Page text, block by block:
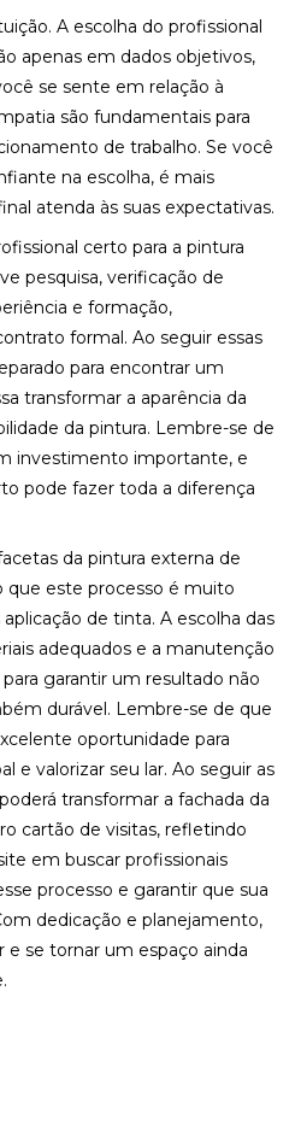
A escolha do profissional
apenas em dados objetivos,
se sente em relação à
são fundamentais para
de trabalho. Se você
na escolha, é mais
atenda às suas expectativas.
certo para a pintura
pesquisa, verificação de
e formação,
formal. Ao seguir essas
para encontrar um
transformar a aparência da
da pintura. Lembre-se de
investimento importante, e
pode fazer toda a diferença
da pintura externa de
que este processo é muito
de tinta. A escolha das
adequados e a manutenção
garantir um resultado não
durável. Lembre-se de que
oportunidade para
e valorizar seu lar. Ao seguir as
transformar a fachada da
cartão de visitas, refletindo
em buscar profissionais
processo e garantir que sua
dedicação e planejamento,
e se tornar um espaço ainda